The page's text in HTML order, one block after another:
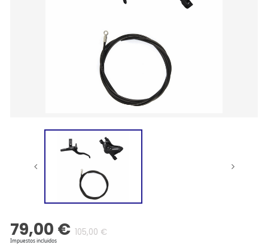
79,00 € 105,00 €
Impuestos incluidos